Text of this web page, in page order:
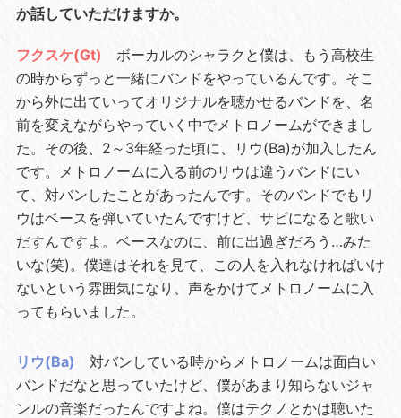
か話していただけますか。
フクスケ(Gt)
ボーカルのシャラクと僕は、もう高校生
の時からずっと一緒にバンドをやっているんです。そこ
から外に出ていってオリジナルを聴かせるバンドを、名
前を変えながらやっていく中でメトロノームができまし
た。その後、2～3年経った頃に、リウ(Ba)が加入したん
です。メトロノームに入る前のリウは違うバンドにい
て、対バンしたことがあったんです。そのバンドでもリ
ウはベースを弾いていたんですけど、サビになると歌い
だすんですよ。ベースなのに、前に出過ぎだろう…みた
いな(笑)。僕達はそれを見て、この人を入れなければいけ
ないという雰囲気になり、声をかけてメトロノームに入
ってもらいました。
リウ(Ba)
対バンしている時からメトロノームは面白い
バンドだなと思っていたけど、僕があまり知らないジャ
ンルの音楽だったんですよね。僕はテクノとかは聴いた